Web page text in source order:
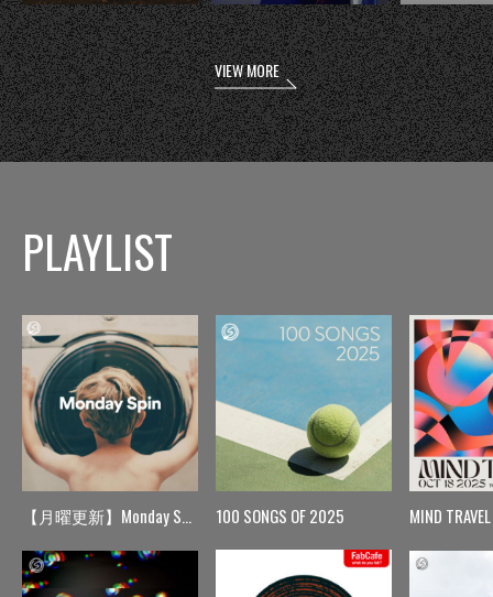
VIEW MORE
PLAYLIST
【月曜更新】Monday Spin 100 SONGS OF 2025 MIND TRAVEL